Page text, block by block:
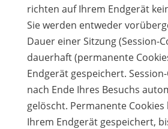
richten auf Ihrem Endgerät
Sie werden entweder
Dauer einer Sitzung (Session-
dauerhaft (permanente
Endgerät gespeichert.
nach Ende Ihres Besuchs
gelöscht. Permanente
Ihrem Endgerät gespeichert,